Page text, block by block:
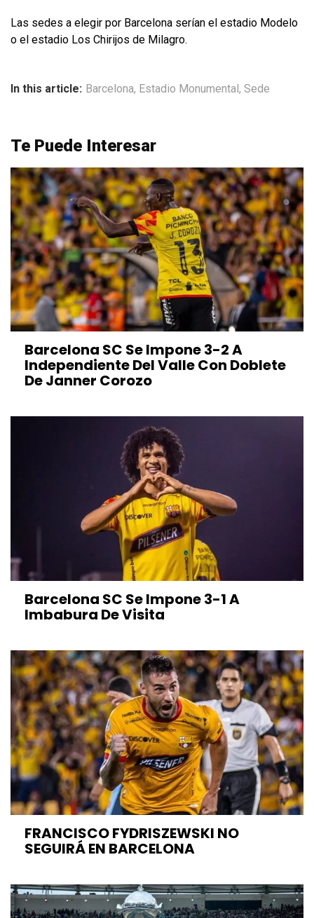
Las sedes a elegir por Barcelona serían el estadio Modelo
o el estadio Los Chirijos de Milagro.
In this article: Barcelona, Estadio Monumental, Sede
Te Puede Interesar
Barcelona SC Se Impone 3-2 A
Independiente Del Valle Con Doblete
De Janner Corozo
Barcelona SC Se Impone 3-1 A
Imbabura De Visita
FRANCISCO FYDRISZEWSKI NO
SEGUIRÁ EN BARCELONA